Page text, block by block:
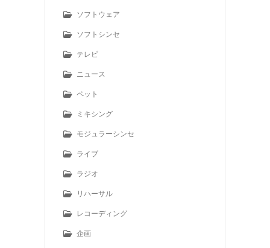
ソフトウェア
ソフトシンセ
テレビ
ニュース
ペット
ミキシング
モジュラーシンセ
ライブ
ラジオ
リハーサル
レコーディング
企画